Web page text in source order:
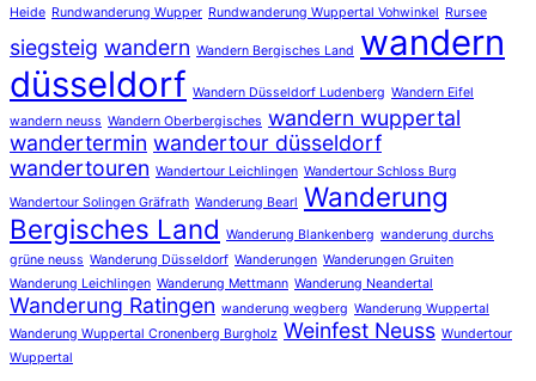
Heide Rundwanderung Wupper Rundwanderung Wuppertal Vohwinkel Rursee
siegsteig wandern Wandern Bergisches Land wandern
düsseldorf Wandern Düsseldorf Ludenberg Wandern Eifel
wandern neuss Wandern Oberbergisches wandern wuppertal
wandertermin wandertour düsseldorf
wandertouren Wandertour Leichlingen Wandertour Schloss Burg
Wandertour Solingen Gräfrath Wanderung Bearl Wanderung
Bergisches Land Wanderung Blankenberg wanderung durchs
grüne neuss Wanderung Düsseldorf Wanderungen Wanderungen Gruiten
Wanderung Leichlingen Wanderung Mettmann Wanderung Neandertal
Wanderung Ratingen wanderung wegberg Wanderung Wuppertal
Wanderung Wuppertal Cronenberg Burgholz Weinfest Neuss Wundertour
Wuppertal